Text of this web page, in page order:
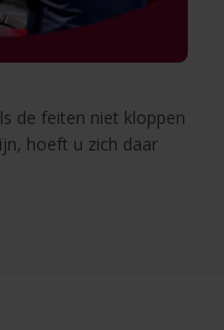
de feiten niet kloppen
hoeft u zich daar